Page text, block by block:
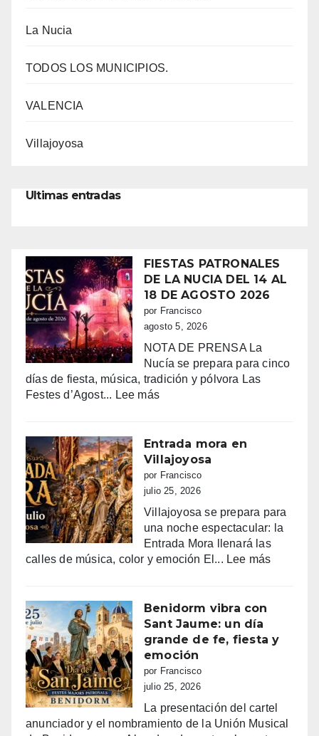
La Nucia
TODOS LOS MUNICIPIOS.
VALENCIA
Villajoyosa
Ultimas entradas
FIESTAS PATRONALES
DE LA NUCIA DEL 14 AL
18 DE AGOSTO 2026
por Francisco
agosto 5, 2026
NOTA DE PRENSA La
Nucía se prepara para cinco
días de fiesta, música, tradición y pólvora Las
Festes d’Agost... Lee más:
DE
LA
NUCIA
DEL
AL
18
DE
AGOSTO
Entrada mora en
Villajoyosa
por Francisco
julio 25, 2026
Villajoyosa se prepara para
una noche espectacular: la
Entrada Mora llenará las
calles de música, color y emoción El... Lee más:
Benidorm vibra con
Sant Jaume: un día
grande de fe, fiesta y
emoción
por Francisco
julio 25, 2026
La presentación del cartel
anunciador y el nombramiento de la Unión Musical